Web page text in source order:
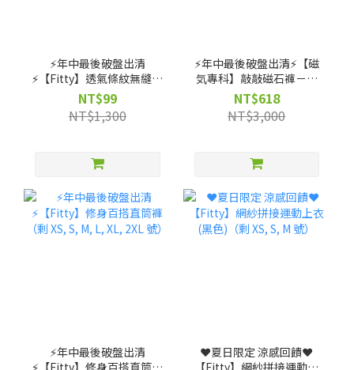
⚡️年中最後破盤出清
⚡️【Fitty】透氣條紋無縫上
衣（剩 XS, S, M 號）
NT$99
NT$1,300
⚡️年中最後破盤出清⚡️【磁
気專科】敲敲磁石褲－高
腰直筒款（剩 XS, S, M, L,
XL 號）
NT$618
NT$3,000
⚡️年中最後破盤出清
⚡️【Fitty】修身百搭直筒褲
❤️夏日限定 涼感回饋❤️
【Fitty】網紗拼接運動上